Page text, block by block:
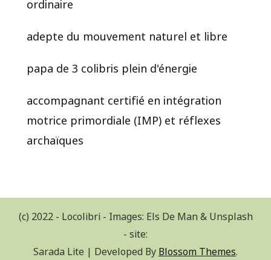
adepte du mouvement naturel et libre
papa de 3 colibris plein d'énergie
accompagnant certifié en intégration
motrice primordiale (IMP) et réflexes
archaïques
(c) 2022 - Locolibri - Images: Els De Man & Unsplash
- site:
Sarada Lite | Developed ByBlossom Themes.